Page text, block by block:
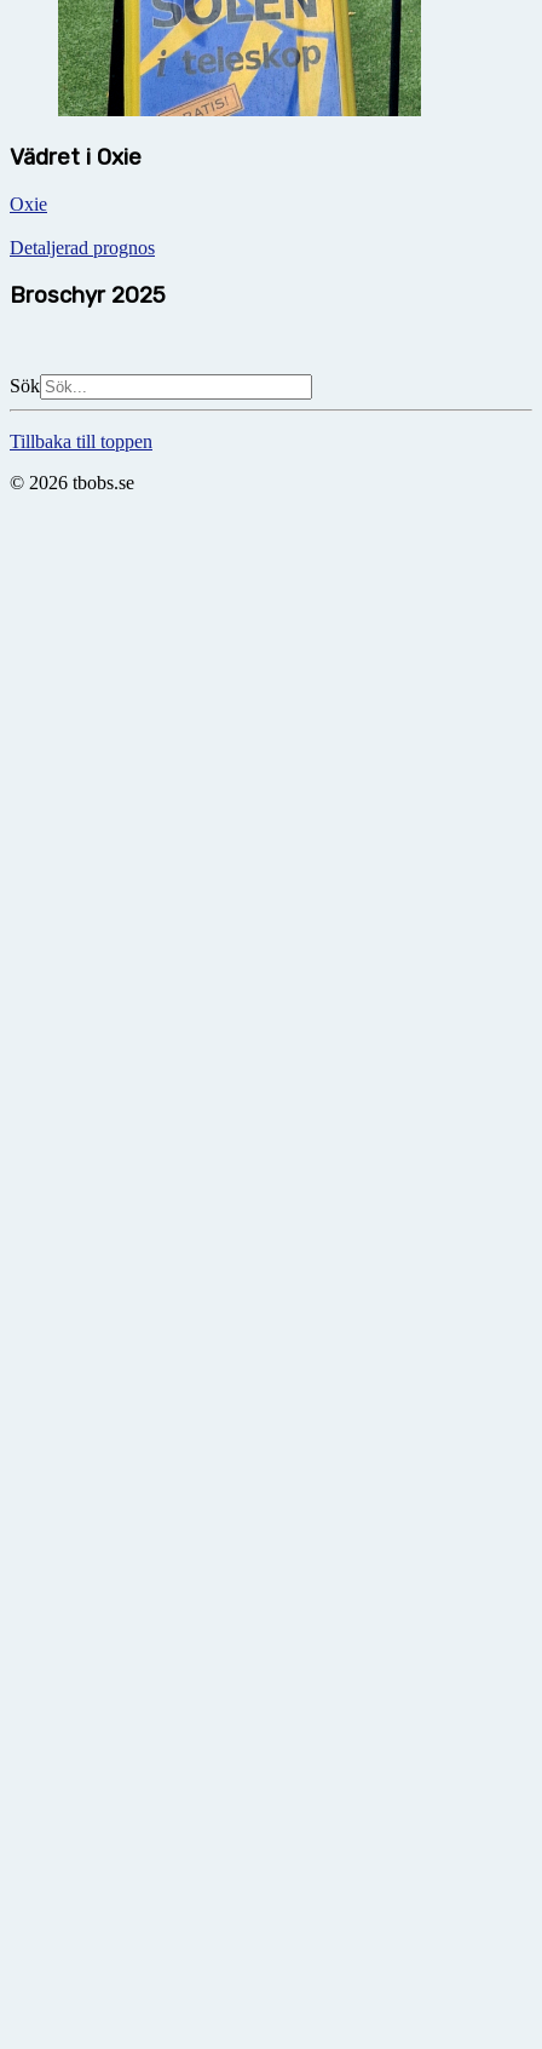
Vädret i Oxie
Oxie
Detaljerad prognos
Broschyr 2025
Sök
Tillbaka till toppen
© 2026 tbobs.se